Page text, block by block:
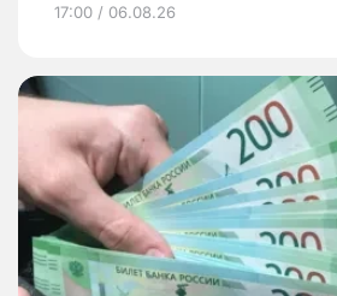
17:00 / 06.08.26